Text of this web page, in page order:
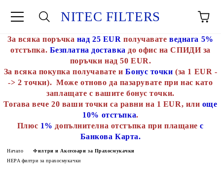
NITEC FILTERS
За всяка поръчка над 25 EUR получавате веднага 5%
отстъпка. Безплатна доставка до офис на СПИДИ за
поръчки над 50 EUR.
За всяка покупка получавате иБонус точки (за 1 EUR -
-> 2 точки). Може отново да пазарувате при нас като
заплащате с вашите бонус точки.
Тогава вече 20 ваши точки са равни на 1 EUR, или още
10% отстъпка.
Плюс 1% допълнителна отстъпка при плащанес
Банкова Карта.
Начало
Филтри и Аксесоари за Прахосмукачки
HEPA филтри за прахосмукачки